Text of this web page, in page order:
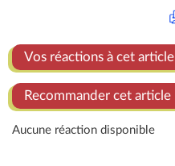
Vos réactions à cet article
Recommander cet article
Aucune réaction disponible